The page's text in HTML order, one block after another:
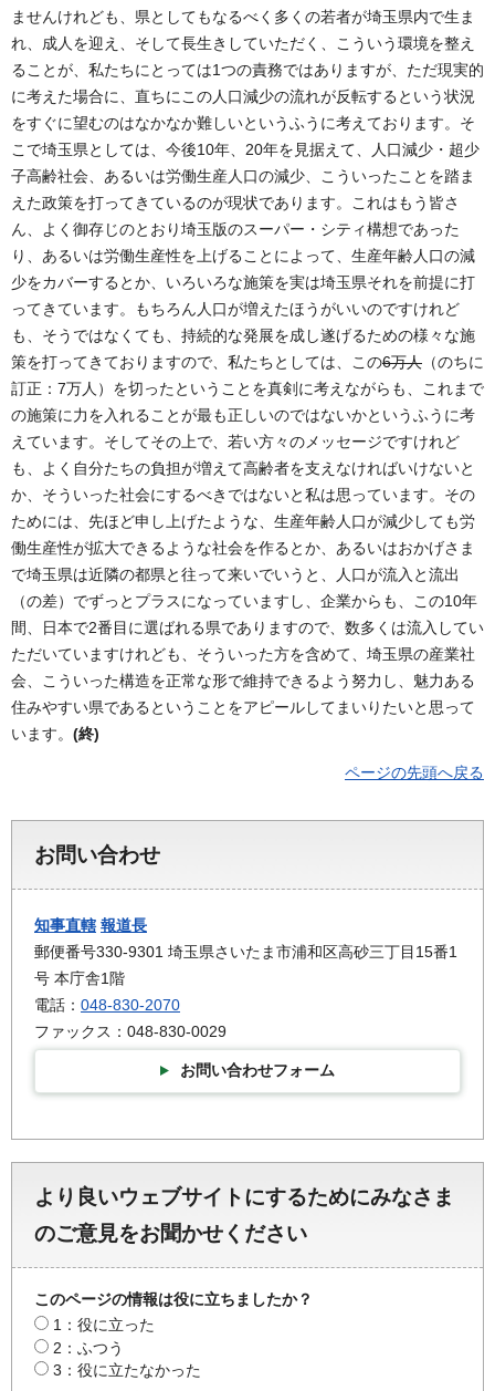
ませんけれども、県としてもなるべく多くの若者が埼玉県内で生ま
れ、成人を迎え、そして長生きしていただく、こういう環境を整え
ることが、私たちにとっては1つの責務ではありますが、ただ現実的
に考えた場合に、直ちにこの人口減少の流れが反転するという状況
をすぐに望むのはなかなか難しいというふうに考えております。そ
こで埼玉県としては、今後10年、20年を見据えて、人口減少・超少
子高齢社会、あるいは労働生産人口の減少、こういったことを踏ま
えた政策を打ってきているのが現状であります。これはもう皆さ
ん、よく御存じのとおり埼玉版のスーパー・シティ構想であった
り、あるいは労働生産性を上げることによって、生産年齢人口の減
少をカバーするとか、いろいろな施策を実は埼玉県それを前提に打
ってきています。もちろん人口が増えたほうがいいのですけれど
も、そうではなくても、持続的な発展を成し遂げるための様々な施
策を打ってきておりますので、私たちとしては、この6万人 （のちに
訂正：7万人）を切ったということを真剣に考えながらも、これまで
の施策に力を入れることが最も正しいのではないかというふうに考
えています。そしてその上で、若い方々のメッセージですけれど
も、よく自分たちの負担が増えて高齢者を支えなければいけないと
か、そういった社会にするべきではないと私は思っています。その
ためには、先ほど申し上げたような、生産年齢人口が減少しても労
働生産性が拡大できるような社会を作るとか、あるいはおかげさま
で埼玉県は近隣の都県と往って来いでいうと、人口が流入と流出
（の差）でずっとプラスになっていますし、企業からも、この10年
間、日本で2番目に選ばれる県でありますので、数多くは流入してい
ただいていますけれども、そういった方を含めて、埼玉県の産業社
会、こういった構造を正常な形で維持できるよう努力し、魅力ある
住みやすい県であるということをアピールしてまいりたいと思って
います。 (終)
ページの先頭へ戻る
お問い合わせ
知事直轄 報道長
郵便番号330-9301 埼玉県さいたま市浦和区高砂三丁目15番1
号 本庁舎1階
電話： 048-830-2070
ファックス：048-830-0029
お問い合わせフォーム
より良いウェブサイトにするためにみなさま
のご意見をお聞かせください
このページの情報は役に立ちましたか？
1：役に立った
2：ふつう
3：役に立たなかった